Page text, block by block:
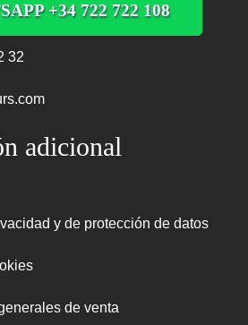
+34 722 722 108
32
adicional
y de protección de datos
de venta